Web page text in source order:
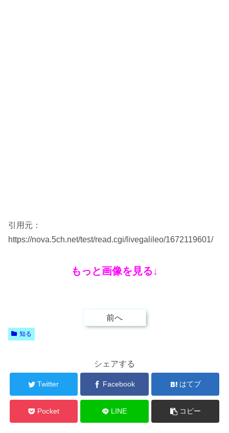
引用元：
https://nova.5ch.net/test/read.cgi/livegalileo/1672119601/
もっと画像を見る↓
前へ
知る
シェアする
Twitter Facebook はてブ
Pocket LINE コピー